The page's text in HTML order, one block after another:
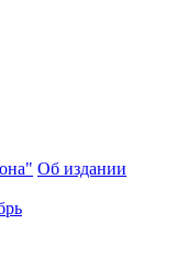
Об издании